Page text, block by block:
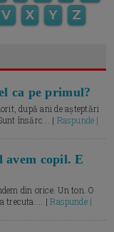
V X Y Z
ca pe primul?
după ani de așteptări
însărc... | Raspunde |
avem copil. E
din orice. Un ton. O
trecuta.... |Raspunde |